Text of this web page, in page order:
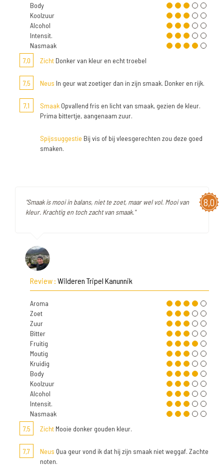
Body
Koolzuur
Alcohol
Intensit.
Nasmaak
7,0
Zicht Donker van kleur en echt troebel
7,5 Neus In geur wat zoetiger dan in zijn smaak. Donker en rijk.
7,1 Smaak Opvallend fris en licht van smaak, gezien de kleur.
Prima bittertje, aangenaam zuur.
Spijssuggestie Bij vis of bij vleesgerechten zou deze goed
smaken.
8,0
"Smaak is mooi in balans, niet te zoet, maar wel vol. Mooi van
kleur. Krachtig en toch zacht van smaak."
Review : Wilderen Tripel Kanunnik
Aroma
Zoet
Zuur
Bitter
Fruitig
Moutig
Kruidig
Body
Koolzuur
Alcohol
Intensit.
Nasmaak
7,5
Zicht Mooie donker gouden kleur.
7,7 Neus Qua geur vond ik dat hij zijn smaak niet weggaf. Zachte
noten.